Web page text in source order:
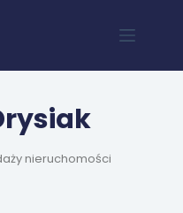
nieruchomości